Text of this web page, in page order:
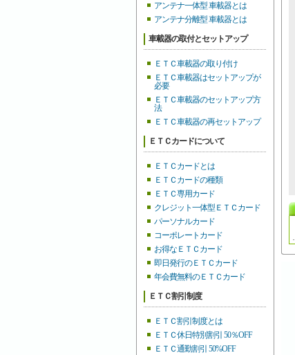
アンテナ一体型 車載器とは
アンテナ分離型 車載器とは
車載器の取付とセットアップ
ＥＴＣ車載器の取り付け
ＥＴＣ車載器はセットアップが
必要
ＥＴＣ車載器のセットアップ方
法
ＥＴＣ車載器の再セットアップ
ＥＴＣカードについて
ＥＴＣカードとは
ＥＴＣカードの種類
ＥＴＣ専用カード
クレジット一体型ＥＴＣカード
パーソナルカード
コーポレートカード
お得なＥＴＣカード
即日発行のＥＴＣカード
年会費無料のＥＴＣカード
ＥＴＣ割引制度
ＥＴＣ割引制度とは
ＥＴＣ休日特別割引 50％OFF
ＥＴＣ通勤割引 50%OFF